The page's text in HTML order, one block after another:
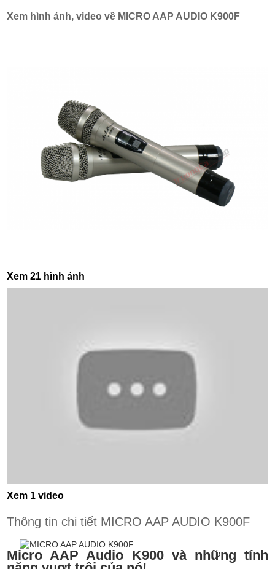
Xem hình ảnh, video về MICRO AAP AUDIO K900F
Xem 21 hình ảnh
Xem 1 video
Thông tin chi tiết MICRO AAP AUDIO K900F
Micro AAP Audio K900 và những tính